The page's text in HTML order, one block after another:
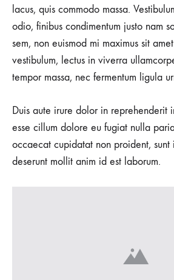
lacus, quis commodo massa.
odio, finibus condimentum justo nam
sem, non euismod mi maximus sit
vestibulum, lectus in viverra
tempor massa, nec fermentum ligula
Duis aute irure dolor in reprehenderit
esse cillum dolore eu fugiat nulla
occaecat cupidatat non proident,
deserunt mollit anim id est laborum.